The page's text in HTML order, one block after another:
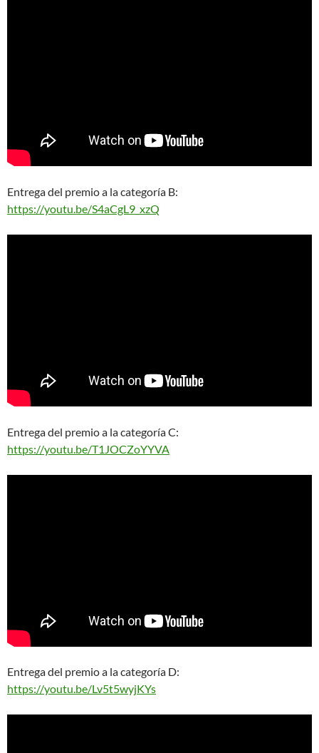
Entrega del premio a la categoría B:
https://youtu.be/S4aCgL9_xzQ
Entrega del premio a la categoría C:
https://youtu.be/T1JOCZoYYVA
Entrega del premio a la categoría D:
https://youtu.be/Lv5t5wyjKYs